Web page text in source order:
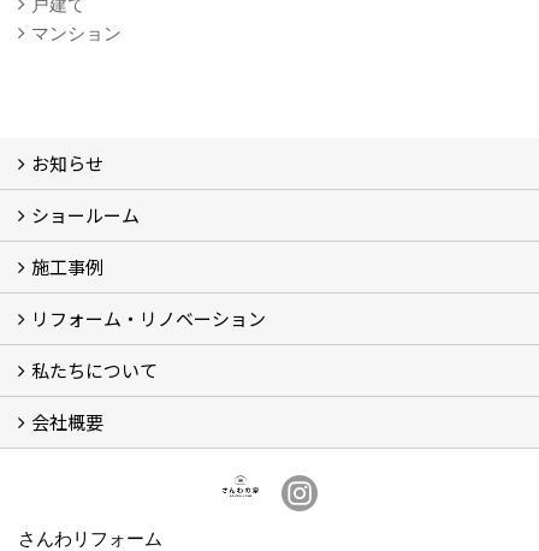
マンション
お知らせ
お知らせ (3)
ショールーム
体感ルーム
イベント
施工事例
施工事例
お客様の声
リフォーム・リノベーション
リフォームについて
リノベーションについて
計画ステップ
【Q＆A】よくあるご質問 (30)
私たちについて
スタッフ紹介
ブログ
想い
会社概要
さんわリフォーム